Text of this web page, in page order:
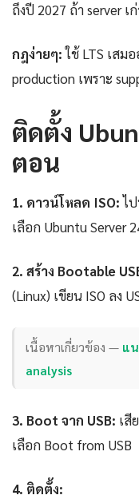
ถึงปี 2027 ถ้า server
กฎง่ายๆ:ใช้ LTS เสม
production เพราะ
ติดตั้ง
ตอน
1. ดาวน์โหลด ISO:ไ
เลือก Ubuntu Server
2. สร้าง Bootable
(Linux) เขียน ISO ลง
เนื้อหาเกี่ยวข้อง — แ
analysis
3. Boot จาก USB: เสี
เลือก Boot from USB
4. ติดตั้ง: